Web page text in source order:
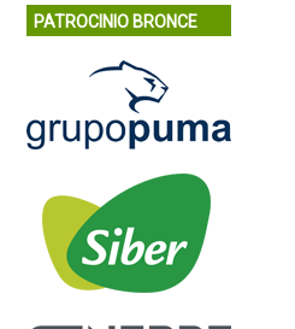
PATROCINIO BRONCE